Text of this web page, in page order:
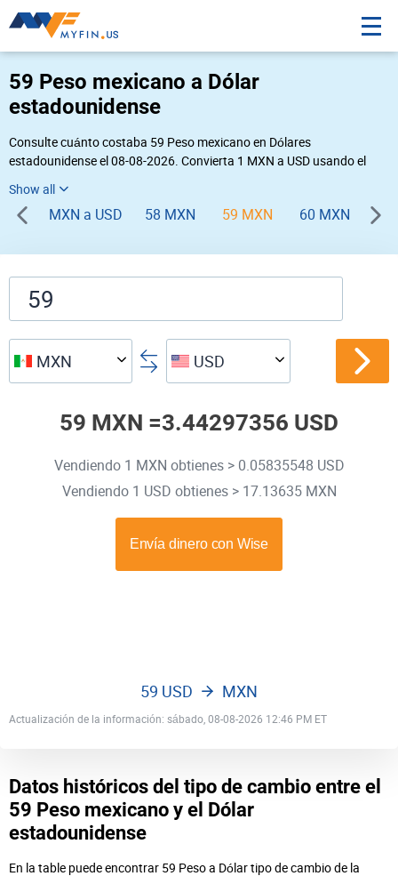
59 Peso mexicano a Dólar
estadounidense
Consulte cuánto costaba 59 Peso mexicano en Dólares
estadounidense el 08-08-2026. Convierta 1 MXN a USD usando el
inversa, vaya a «
MXN a USD 58 MXN 59 MXN 60 MXN 61
MXN USD
59 MXN =3.44297356 USD
Vendiendo 1 MXN obtienes > 0.05835548 USD
Vendiendo 1 USD obtienes > 17.13635 MXN
Actualización de la información: sábado, 08-08-2026 12:46 PM ET
59 USD MXN
Datos históricos del tipo de cambio entre el
59 Peso mexicano y el Dólar
estadounidense
En la table puede encontrar 59 Peso a Dólar tipo de cambio de la